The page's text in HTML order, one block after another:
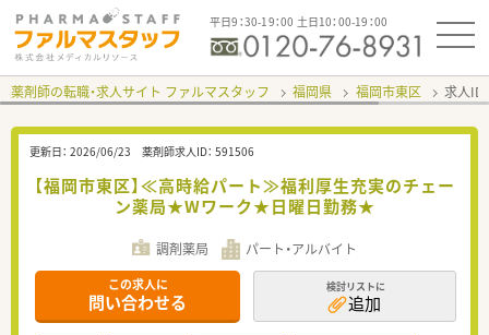
平日9：30-19：00 土日10：00-19：00
薬剤師の転職・求人サイト ファルマスタッフ 福岡県 福岡市東区 求人ID
更新日： 2026/06/23 薬剤師求人ID： 591506
【福岡市東区】≪高時給パート≫福利厚生充実のチェー
ン薬局★Wワーク★日曜日勤務★
調剤薬局 パート・アルバイト
この求人に
問い合わせる
検討リストに
追加